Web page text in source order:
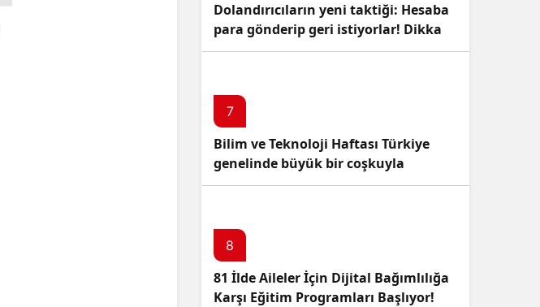
Dolandırıcıların yeni taktiği: Hesaba
para gönderip geri istiyorlar! Dikkat
Edin!
7
Bilim ve Teknoloji Haftası Türkiye
genelinde büyük bir coşkuyla
kutlandı: İşte Etkinlikler ve
8
81 İlde Aileler İçin Dijital Bağımlılığa
Karşı Eğitim Programları Başlıyor!